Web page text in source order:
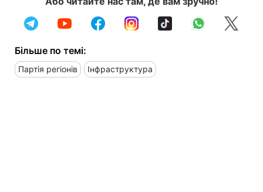
Більше по темі:
Партія регіонів Інфраструктура